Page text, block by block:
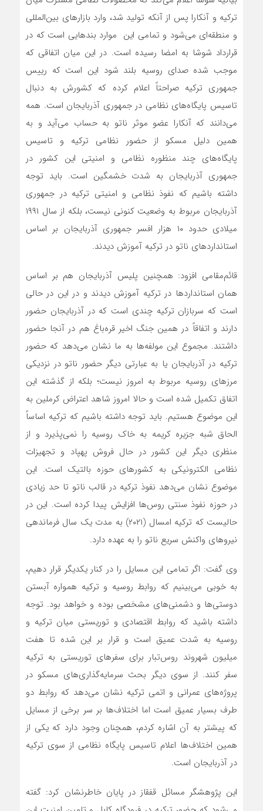
ترکیه و آنکارا پس از آنکه تولید شد، وارد بازارهای بین‌المللی
و منطقه‌ای می‌شود و تمامی این موارد بندهایی است که در
قرارداد شوشا به امضا رسیده است. در این میان اتفاقی که
موجب شده صدای روسیه بلند شود این است که رییس
جمهوری ترکیه صراحتاً اعلام کرده که کشورش به دنبال
تاسیس پایگاه‌های نظامی در جمهوری آذربایجان است. همه
می‌دانند که آ‌نکارا عضو موثر ناتو به حساب می‌آید و به
همین دلیل مسکو از حضور نظامی ترکیه و تاسیس
پایگاه‌های چند منظوره نظامی و امنیتی این کشور در
جمهوری آذربایجان به شدت خشمگین است. باید توجه
داشته باشیم که نفوذ نظامی و امنیتی ترکیه در جمهوری
آذربایجان مربوط به وضعیت کنونی نیست، بلکه از سال ۱۹۹۱
میلادی حدود ۱۰ هزار افسر جمهوری آذربایجان بر اساس
استانداردهای ناتو در ترکیه آموزش دیدند.
قائم‌مقامی افزود: همچنین پلیس آذربایجان هم بر اساس
همان استانداردها در ترکیه آموزش دیدند و در این در حالی
است که سربازان ترکیه چندی است که در آذربایجان حضور
دارند و اتفاقاً در همین جنگ اخیر قره‌باغ هم در آنجا حضور
داشتند. مجموع این مولفه‌ها به ما نشان می‌دهد که حضور
ترکیه در آ‌ذربایجان یا به عبارتی دیگر حضور ناتو در نزدیکی
مرزهای روسیه مربوط به امروز نیست؛ بلکه از گذشته این
اتفاق تکمیل شده است و حالا امروز شاهد اعتراض کرملین به
این موضوع هستیم. باید توجه داشته باشیم که ترکیه اساساً
الحاق شبه جزیره کریمه به خاک روسیه را نمی‌پذیرد و از
منظری دیگر این کشور در حال فروش پهپاد و تجهیزات
نظامی الکترونیکی به کشورهای حوزه بالتیک است. این
موضوع نشان می‌دهد نفوذ ترکیه در قالب ناتو تا حد زیادی
در حوزه نفوذ سنتی روس‌ها افزایش پیدا کرده است. این در
حالیست که ترکیه امسال (۲۰۲۱) به مدت یک سال فرماندهی
نیروهای واکنش سریع ناتو را به عهده دارد.
وی گفت: اگر تمامی این مسایل را در کنار یکدیگر قرار دهیم،
به خوبی می‌بینیم که روابط روسیه و ترکیه همواره آبستن
دوستی‌ها و دشمنی‌های مشخصی بوده و خواهد بود. توجه
داشته باشید که روابط اقتصادی و توریستی میان ترکیه و
روسیه به شدت عمیق است و قرار بر این شده تا هفت
میلیون شهروند روس‌تبار برای سفرهای توریستی به ترکیه
سفر کنند. از سوی دیگر بحث سرمایه‌گذاری‌های مسکو در
پروژه‌های عمرانی و اتمی ترکیه نشان می‌دهد که روابط دو
طرف بسیار عمیق است اما اختلاف‌ها بر سر برخی از مسایل
که پیشتر به آن اشاره کردم، همچنان وجود دارد که یکی از
همین اختلاف‌ها اعلام تاسیس پایگاه نظامی از سوی ترکیه
در آذربایجان است.
این پژوهشگر مسائل قفقاز در پایان خاطرنشان کرد: گفته